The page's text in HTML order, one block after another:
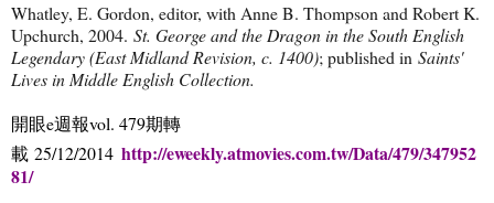
Whatley, E. Gordon, editor, with Anne B. Thompson and Robert K.
Upchurch, 2004. St. George and the Dragon in the South English
Legendary (East Midland Revision, c. 1400); published in Saints'
Lives in Middle English Collection.
開眼e週報vol. 479期轉
載 25/12/2014 http://eweekly.atmovies.com.tw/Data/479/347952
81/